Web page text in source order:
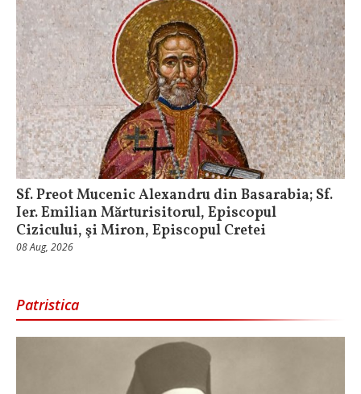
Sf. Preot Mucenic Alexandru din Basarabia; Sf.
Ier. Emilian Mărturisitorul, Episcopul
Cizicului, şi Miron, Episcopul Cretei
08 Aug, 2026
Patristica